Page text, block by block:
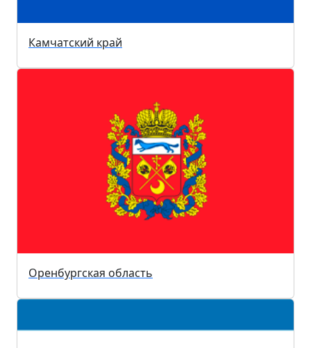
Камчатский край
Оренбургская область